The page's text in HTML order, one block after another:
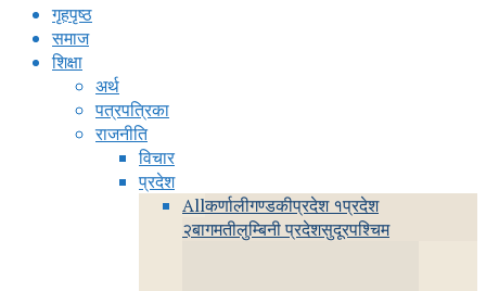
गृहपृष्ठ
समाज
शिक्षा
अर्थ
पत्रपत्रिका
राजनीति
विचार
प्रदेश
Allकर्णालीगण्डकीप्रदेश १प्रदेश
२बागमतीलुम्बिनी प्रदेशसुदूरपश्चिम